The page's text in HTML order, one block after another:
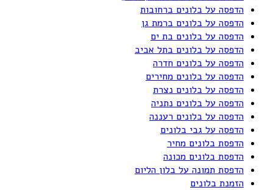
הדפסה על בלונים ברחובות
הדפסה על בלונים ברמת גן
הדפסה על בלונים בת ים
הדפסה על בלונים בתל אביב
הדפסה על בלונים חדרה
הדפסה על בלונים מחירים
הדפסה על בלונים נצרת
הדפסה על בלונים נתניה
הדפסה על בלונים רעננה
הדפסה על גבי בלונים
הדפסת בלונים מחיר
הדפסת בלונים מכונה
הדפסת תמונה על בלון הליום
הזמנת בלונים